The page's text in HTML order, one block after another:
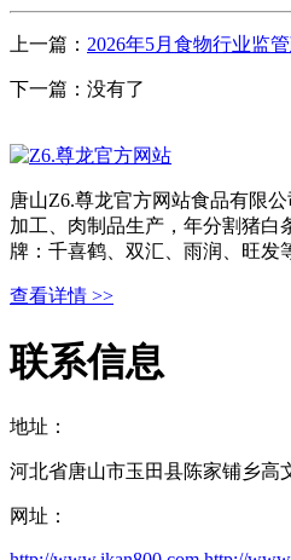
上一篇： 2026年5月食物行业监
下一篇：没有了
唐山Z6.尊龙官方网站食品有限
加工、肉制品生产，年分割猪白
牌：千喜鹤、双汇、雨润、旺发
查看详情 >>
联系信息
地址：
河北省唐山市玉田县陈家铺乡高
网址：